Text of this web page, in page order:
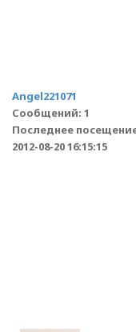
Angel221071
Сообщений: 1
Последнее
2012-08-20 16:15:15